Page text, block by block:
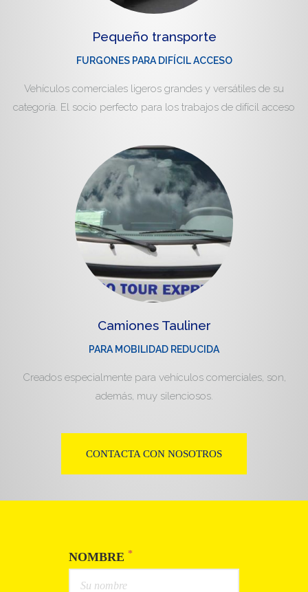
Pequeño transporte
FURGONES PARA DIFÍCIL ACCESO
Vehículos comerciales ligeros grandes y versátiles de su
categoría. El socio perfecto para los trabajos de difícil acceso
Camiones Tauliner
PARA MOBILIDAD REDUCIDA
Creados especialmente para vehículos comerciales, son,
además, muy silenciosos.
CONTACTA CON NOSOTROS
NOMBRE *